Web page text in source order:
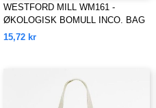
WESTFORD MILL WM161 -
ØKOLOGISK BOMULL INCO. BAG
FOR LIFE
15,72 kr